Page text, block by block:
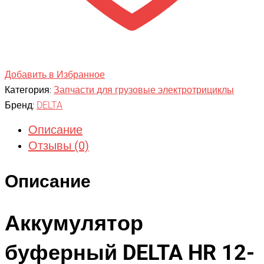
Добавить в Избранное
Категория: Запчасти для грузовые электротрициклы
Бренд: DELTA
Описание
Отзывы (0)
Описание
Аккумулятор
буферный DELTA HR 12-